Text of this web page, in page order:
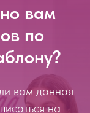
вам
по
вам данная
на